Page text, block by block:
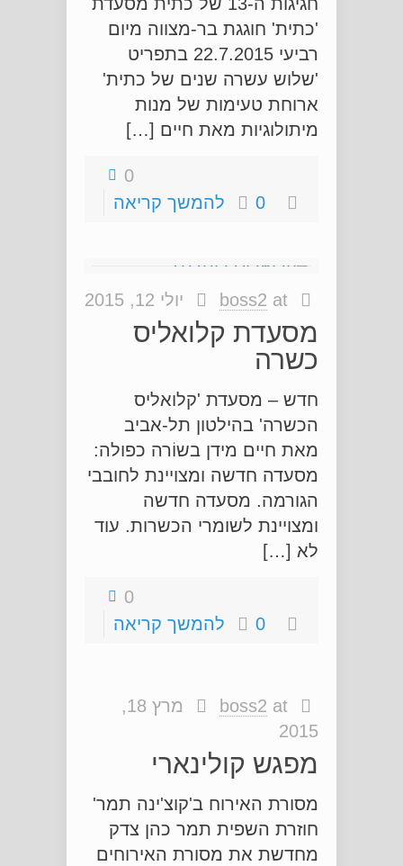
חגיגות ה-13 של כתית מסעדת
'כתית' חוגגת בר-מצווה מיום
רביעי 22.7.2015 בתפריט
'שלוש עשרה שנים של כתית'
ארוחת טעימות של מנות
מיתולוגיות מאת חיים […]
0
0
להמשך קריאה
boss2 at יולי 12, 2015
מסעדת קלואליס
כשרה
חדש – מסעדת 'קלואליס
הכשרה' בהילטון תל-אביב
מאת חיים מידן בשוֹרה כפולה:
מסעדה חדשה ומצויינת לחובבי
הגורמה. מסעדה חדשה
ומצויינת לשומרי הכשרות. עוד
לא […]
0
0
להמשך קריאה
boss2 at
מרץ 18,
2015
מפגש קולינארי
מסורת האירוח ב'קוצ'ינה תמר'
חוזרת השפית תמר כהן צדק
מחדשת את מסורת האירוחים